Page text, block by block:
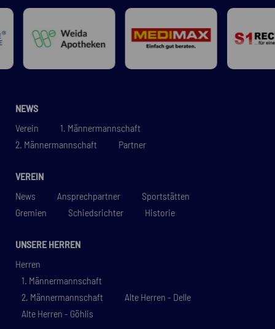
NEWS
Verein
1. Männermannschaft
2. Männermannschaft
Partner
VEREIN
News
Ansprechpartner
Sportstätten
Gremien
Schiedsrichter Historie
UNSERE HERREN
Herren
1. Männermannschaft
2. Männermannschaft
Alte Herren - Delle
Alte Herren - Göhlis